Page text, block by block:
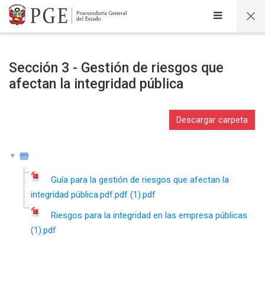
Salta al contenido principal
Sección 3 - Gestión de riesgos que
afectan la integridad pública
Descargar carpeta
Guía para la gestión de riesgos que afectan la
integridad pública.pdf.pdf (1).pdf
Riesgos para la integridad en las empresa públicas
(1).pdf